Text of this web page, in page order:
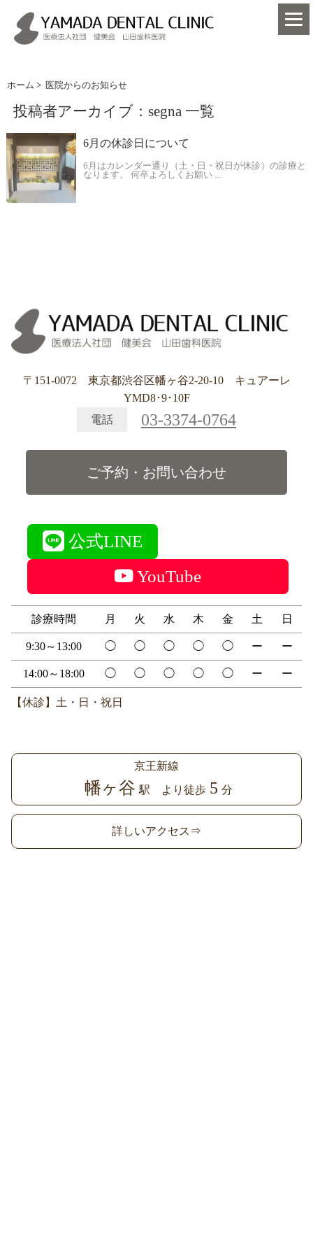
ホーム > 医院からのお知らせ
投稿者アーカイブ：segna 一覧
6月の休診日について
6月はカレンダー通り（土・日・祝日が休診）の診療と
なります。 何卒よろしくお願い ...
〒151-0072 東京都渋谷区幡ヶ谷2-20-10 キュアーレ
YMD8･9･10F
電話
03-3374-0764
ご予約・お問い合わせ
公式LINE
YouTube
診療時間 月 火 水 木 金 土 日
9:30～13:00 ◯ ◯ ◯ ◯ ◯ ー ー
14:00～18:00 ◯ ◯ ◯ ◯ ◯ ー ー
【休診】土・日・祝日
京王新線
幡ヶ谷 駅 より徒歩 5 分
詳しいアクセス⇒